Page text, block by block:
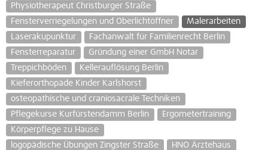
Physiotherapeut Christburger Straße
Fensterverriegelungen und Oberlichtöffner
Malerarbeiten
Laserakupunktur
Fachanwalt für Familienrecht Berlin
Fensterreparatur
Gründung einer GmbH Notar
Treppichböden
Kellerauflösung Berlin
Kieferorthopäde Kinder Karlshorst
osteopathische und craniosacrale Techniken
Pflegekurse Kurfürstendamm Berlin
Ergometertraining
Körperpflege zu Hause
logopädische Übungen Zingster Straße
HNO Ärztehaus